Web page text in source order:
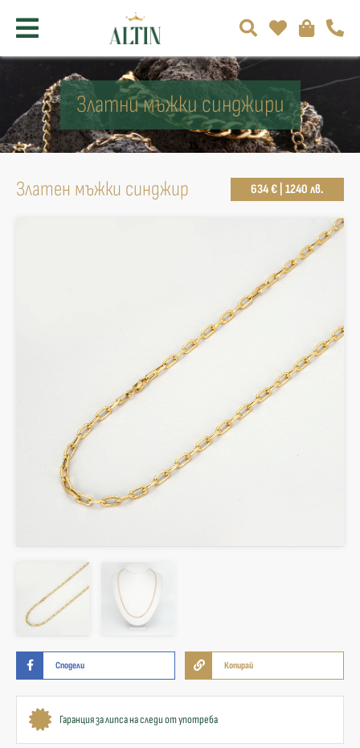
Златни мъжки синджири
Златен мъжки синджир 634 € | 1240 лв.
Сподели Копирай
Гаранция за липса на следи от употреба